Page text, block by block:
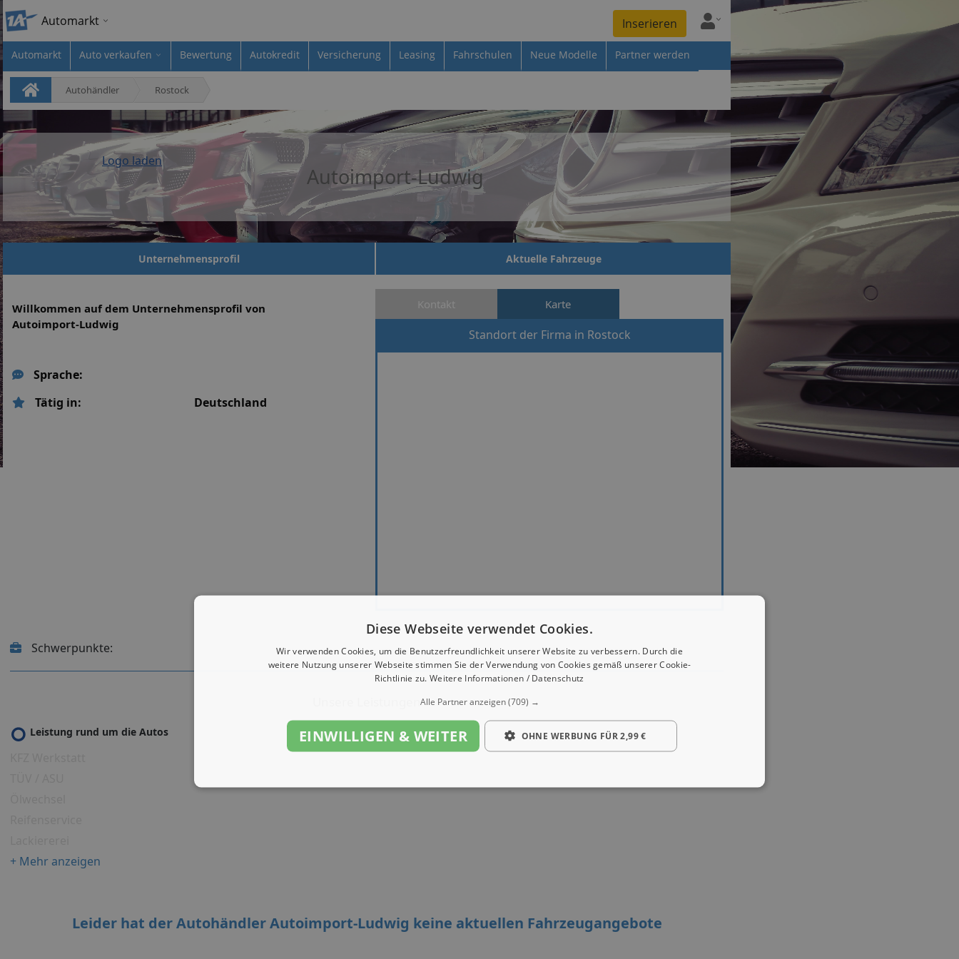
Automarkt Inserieren
Automarkt Auto verkaufen Bewertung Autokredit Versicherung Leasing Fahrschulen Neue Modelle Partner werden
Autohändler Rostock
Logo laden
Autoimport-Ludwig
Unternehmensprofil Aktuelle Fahrzeuge
Willkommen auf dem Unternehmensprofil von
Autoimport-Ludwig
Sprache:
Tätig in:
Deutschland
Kontakt Karte
Standort der Firma in Rostock
Schwerpunkte:
Unsere Leistungen
Leistung rund um die Autos
+ Mehr anzeigen
Leider hat der Autohändler Autoimport-Ludwig keine aktuellen Fahrzeugangebote
Diese Webseite verwendet Cookies.
Wir verwenden Cookies, um die Benutzerfreundlichkeit unserer Website zu verbessern. Durch die
weitere Nutzung unserer Webseite stimmen Sie der Verwendung von Cookies gemäß unserer Cookie-
Richtlinie zu. Weitere Informationen / Datenschutz
Alle Partner anzeigen(709) →
EINWILLIGEN & WEITER OHNE WERBUNG FÜR 2,99 €